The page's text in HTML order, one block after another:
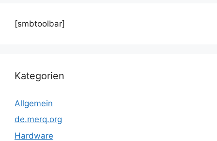
[smbtoolbar]
Kategorien
Allgemein
de.merq.org
Hardware